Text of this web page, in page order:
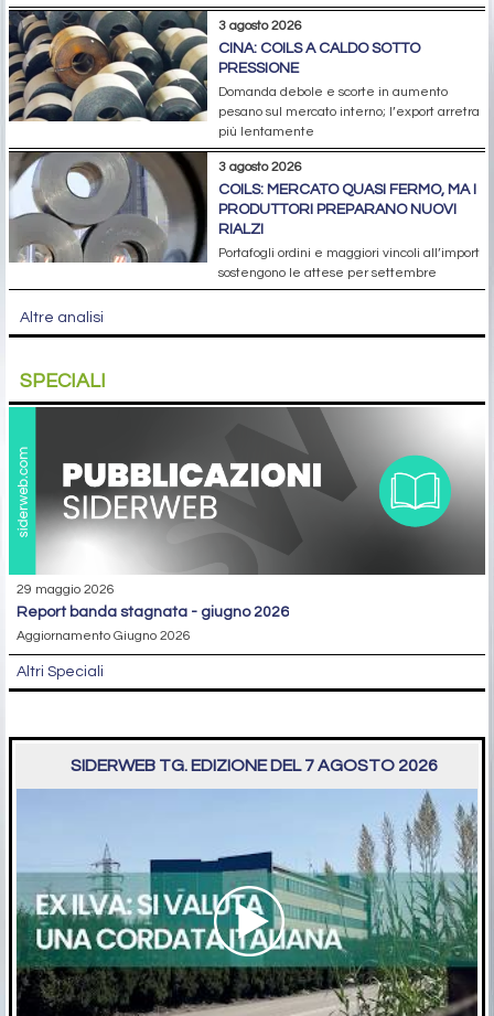
3 agosto 2026
CINA: COILS A CALDO SOTTO
PRESSIONE
Domanda debole e scorte in aumento
pesano sul mercato interno; l’export arretra
più lentamente
3 agosto 2026
COILS: MERCATO QUASI FERMO, MA I
PRODUTTORI PREPARANO NUOVI
RIALZI
Portafogli ordini e maggiori vincoli all’import
sostengono le attese per settembre
Altre analisi
SPECIALI
29 maggio 2026
report banda stagnata - giugno 2026
Aggiornamento Giugno 2026
Altri Speciali
SIDERWEB TG. EDIZIONE DEL 7 AGOSTO 2026